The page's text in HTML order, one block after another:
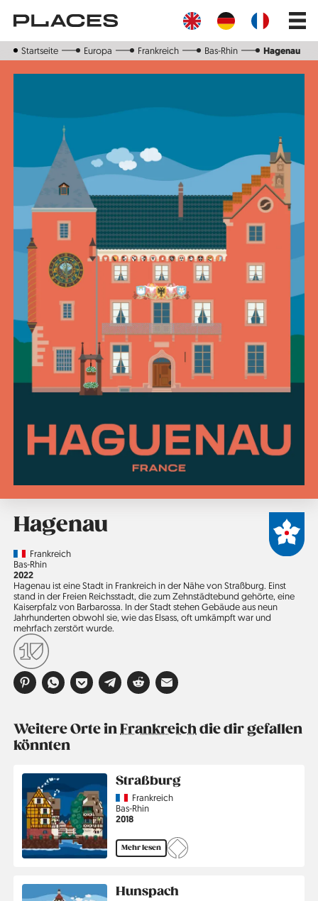
zum
Inhalt
Main
Startseite Europa Frankreich Bas-Rhin Hagenau
Hagenau
CountryFrankreich
Region
Bas-Rhin
Jahr
2022
Hagenau ist eine Stadt in Frankreich in der Nähe von Straßburg. Einst
stand in der Freien Reichsstadt, die zum Zehn­städte­bund gehörte, eine
Kaiserpfalz von Barbarossa. In der Stadt stehen Gebäude aus neun
Jahrhunderten obwohl sie, wie das Elsass, oft umkämpft war und
mehrfach zerstört wurde.
Weitere Orte inFrankreichdie dir gefallen
könnten
Straßburg
CountryFrankreich
Region
Bas-Rhin
Jahr
2018
Mehr lesen
Hunspach